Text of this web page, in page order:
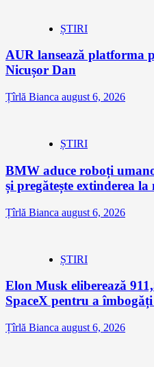
ȘTIRI
AUR lansează platforma
Nicușor Dan
Țîrlă Bianca august 6, 2026
ȘTIRI
BMW aduce roboți
și pregătește extinderea
Țîrlă Bianca august 6, 2026
ȘTIRI
Elon Musk eliberează
SpaceX pentru a
Țîrlă Bianca august 6, 2026